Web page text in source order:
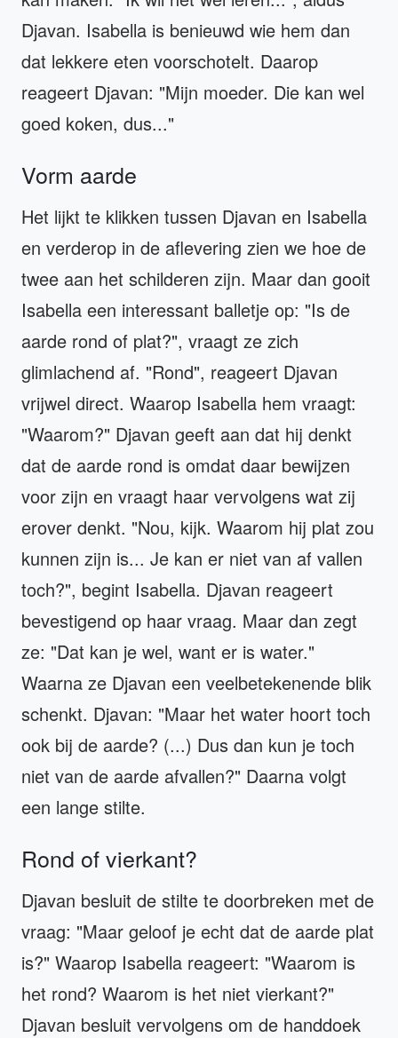
Djavan. Isabella is benieuwd wie hem dan
dat lekkere eten voorschotelt. Daarop
reageert Djavan: "Mijn moeder. Die kan wel
goed koken, dus..."
Vorm aarde
Het lijkt te klikken tussen Djavan en Isabella
en verderop in de aflevering zien we hoe de
twee aan het schilderen zijn. Maar dan gooit
Isabella een interessant balletje op: "Is de
aarde rond of plat?", vraagt ze zich
glimlachend af. "Rond", reageert Djavan
vrijwel direct. Waarop Isabella hem vraagt:
"Waarom?" Djavan geeft aan dat hij denkt
dat de aarde rond is omdat daar bewijzen
voor zijn en vraagt haar vervolgens wat zij
erover denkt. "Nou, kijk. Waarom hij plat zou
kunnen zijn is... Je kan er niet van af vallen
toch?", begint Isabella. Djavan reageert
bevestigend op haar vraag. Maar dan zegt
ze: "Dat kan je wel, want er is water."
Waarna ze Djavan een veelbetekenende blik
schenkt. Djavan: "Maar het water hoort toch
ook bij de aarde? (...) Dus dan kun je toch
niet van de aarde afvallen?" Daarna volgt
een lange stilte.
Rond of vierkant?
Djavan besluit de stilte te doorbreken met de
vraag: "Maar geloof je echt dat de aarde plat
is?" Waarop Isabella reageert: "Waarom is
het rond? Waarom is het niet vierkant?"
Djavan besluit vervolgens om de handdoek